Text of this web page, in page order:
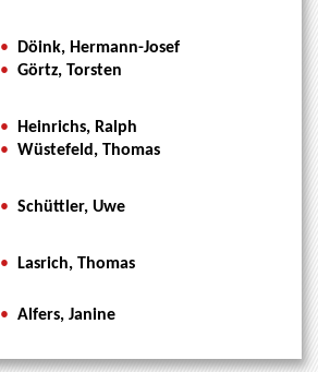
•
Döink, Hermann-Josef
• Görtz, Torsten
•
Heinrichs, Ralph
• Wüstefeld, Thomas
• Schüttler, Uwe
• Lasrich, Thomas
• Alfers, Janine